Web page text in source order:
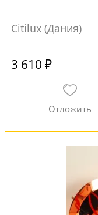
Citilux (Дания)
3 610 ₽